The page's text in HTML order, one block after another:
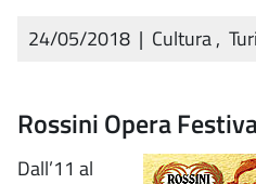
24/05/2018 | Cultura,
Rossini Opera
Dall’11 al